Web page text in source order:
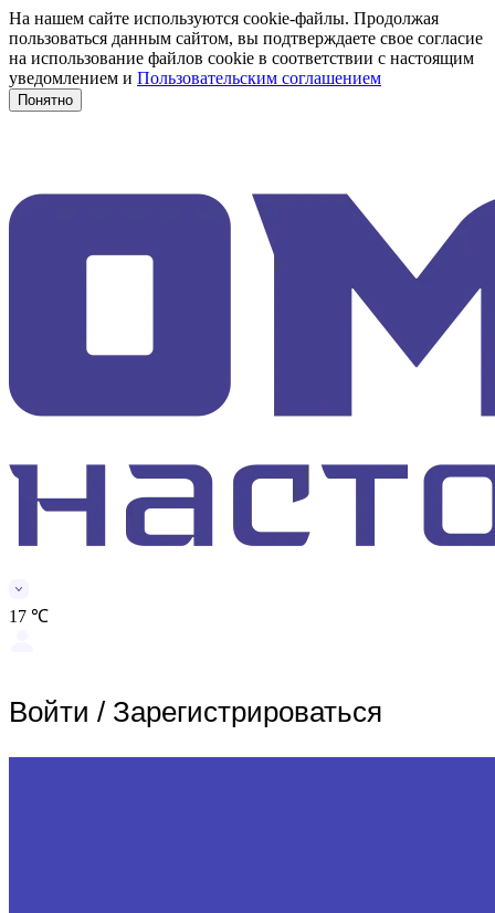
На нашем сайте используются cookie-файлы. Продолжая
пользоваться данным сайтом, вы подтверждаете свое согласие
на использование файлов cookie в соответствии с настоящим
уведомлением и Пользовательским соглашением
Понятно
17 ℃
Войти / Зарегистрироваться